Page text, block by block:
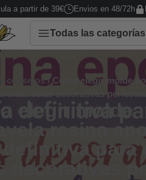
a partir de 39€ Envios en 48/72h
Todas las categorías
consejos/ Cómo elegir molde
crear velas decorativas perfectas
elegir molde
resina
para
decorativas